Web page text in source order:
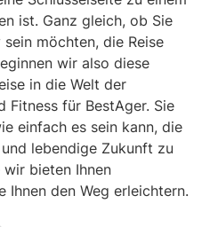
ist. Ganz gleich, ob Sie
möchten, die Reise
wir also diese
in die Welt der
Fitness für BestAger. Sie
einfach es sein kann, die
lebendige Zukunft zu
wir bieten Ihnen
den Weg erleichtern.